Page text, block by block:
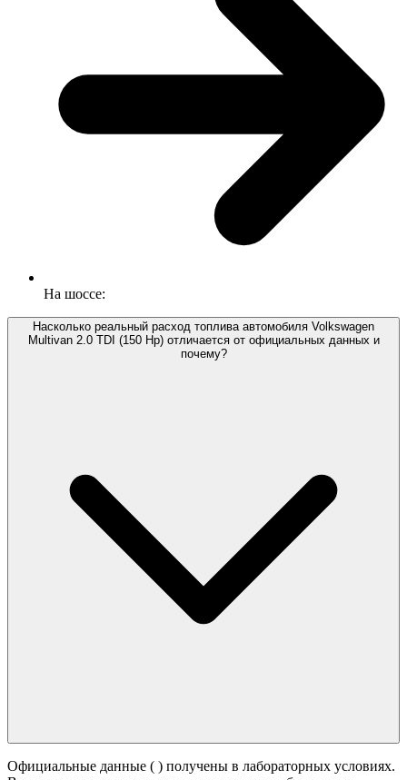
На шоссе:
Насколько реальный расход топлива автомобиля Volkswagen
Multivan 2.0 TDI (150 Hp) отличается от официальных данных и
почему?
Официальные данные ( ) получены в лабораторных условиях.